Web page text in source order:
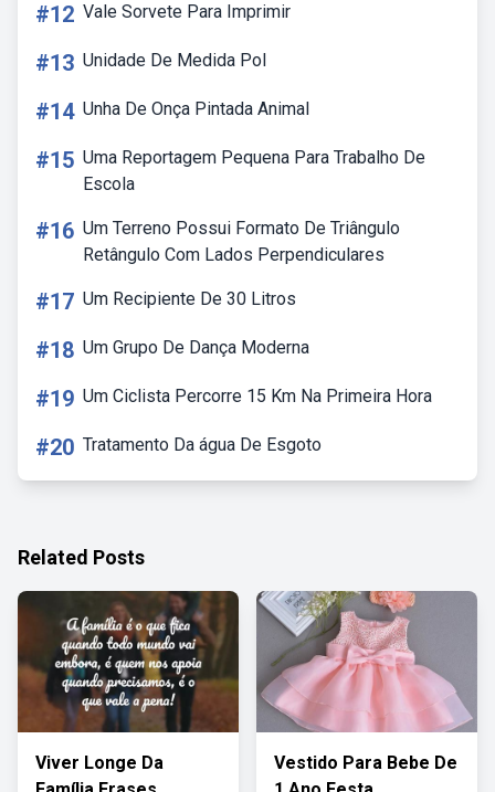
#12 Vale Sorvete Para Imprimir
#13 Unidade De Medida Pol
#14 Unha De Onça Pintada Animal
#15 Uma Reportagem Pequena Para Trabalho De
Escola
#16 Um Terreno Possui Formato De Triângulo
Retângulo Com Lados Perpendiculares
#17 Um Recipiente De 30 Litros
#18 Um Grupo De Dança Moderna
#19 Um Ciclista Percorre 15 Km Na Primeira Hora
#20 Tratamento Da água De Esgoto
Related Posts
Viver Longe Da
Vestido Para Bebe De